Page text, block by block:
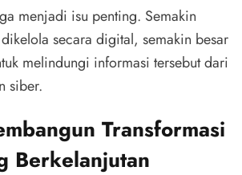
menjadi isu penting. Semakin
secara digital, semakin besar
melindungi informasi tersebut dari
siber.
Transformasi
Berkelanjutan